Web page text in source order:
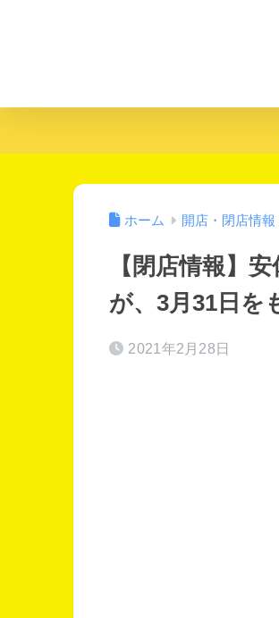
ホーム 開店・閉店情報
【閉店情報】
が、3月31日を
2021年2月28日